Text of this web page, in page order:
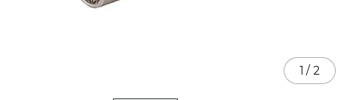
1 / 2